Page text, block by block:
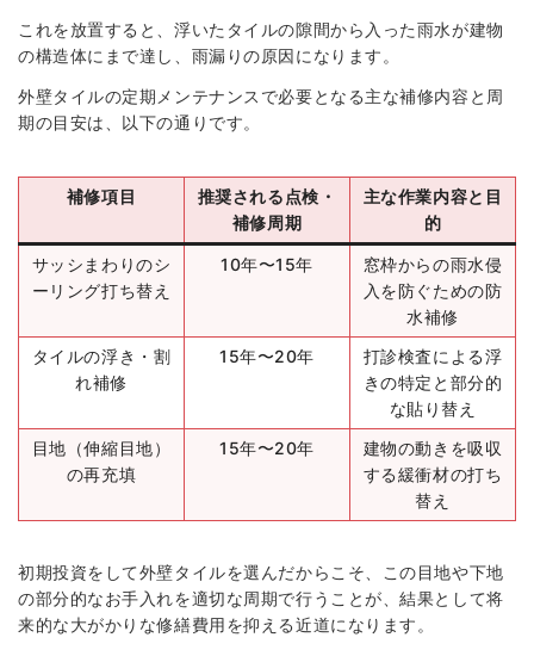
これを放置すると、浮いたタイルの隙間から入った雨水が建物
の構造体にまで達し、雨漏りの原因になります。
外壁タイルの定期メンテナンスで必要となる主な補修内容と周
期の目安は、以下の通りです。
補修項目
推奨される点検・
補修周期
主な作業内容と目
的
サッシまわりのシ
ーリング打ち替え
10年〜15年
窓枠からの雨水侵
入を防ぐための防
水補修
タイルの浮き・割
れ補修
15年〜20年
打診検査による浮
きの特定と部分的
な貼り替え
目地（伸縮目地）
の再充填
15年〜20年
建物の動きを吸収
する緩衝材の打ち
替え
初期投資をして外壁タイルを選んだからこそ、この目地や下地
の部分的なお手入れを適切な周期で行うことが、結果として将
来的な大がかりな修繕費用を抑える近道になります。